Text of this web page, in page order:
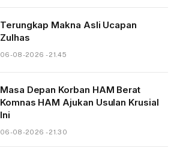
Terungkap Makna Asli Ucapan
Zulhas
06-08-2026 - 21.45
Masa Depan Korban HAM Berat
Komnas HAM Ajukan Usulan Krusial
Ini
06-08-2026 - 21.30